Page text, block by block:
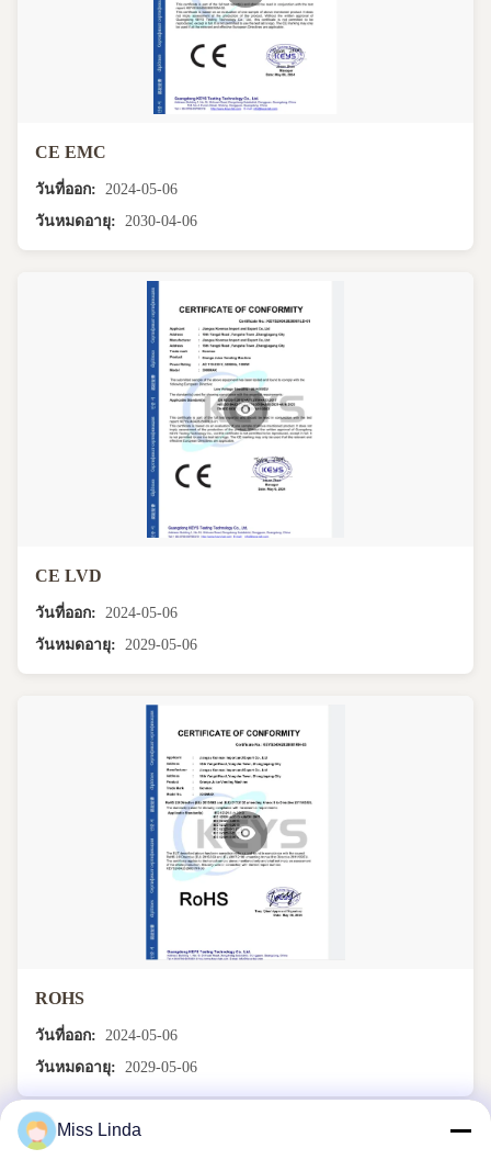
CE EMC
วันที่ออก: 2024-05-06
วันหมดอายุ: 2030-04-06
CE LVD
วันที่ออก:
2024-05-06
วันหมดอายุ:
2029-05-06
ROHS
วันที่ออก: 2024-05-06
วันหมดอายุ: 2029-05-06
Miss Linda